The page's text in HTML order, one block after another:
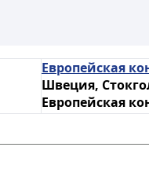
Европейская
Швеция,
Европейская